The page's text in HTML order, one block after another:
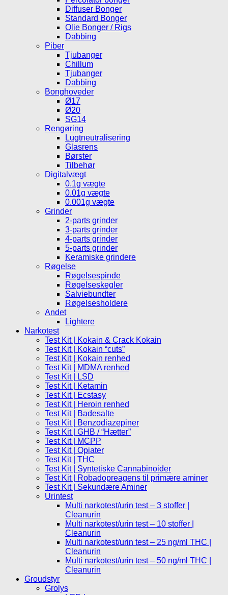
Diffuser Bonger
Standard Bonger
Olie Bonger / Rigs
Dabbing
Piber
Tjubanger
Chillum
Tjubanger
Dabbing
Bonghoveder
Ø17
Ø20
SG14
Rengøring
Lugtneutralisering
Glasrens
Børster
Tilbehør
Digitalvægt
0.1g vægte
0.01g vægte
0.001g vægte
Grinder
2-parts grinder
3-parts grinder
4-parts grinder
5-parts grinder
Keramiske grindere
Røgelse
Røgelsespinde
Røgelseskegler
Salviebundter
Røgelsesholdere
Andet
Lightere
Narkotest
Test Kit | Kokain & Crack Kokain
Test Kit | Kokain “cuts”
Test Kit | Kokain renhed
Test Kit | MDMA renhed
Test Kit | LSD
Test Kit | Ketamin
Test Kit | Ecstasy
Test Kit | Heroin renhed
Test Kit | Badesalte
Test Kit | Benzodiazepiner
Test Kit | GHB / “Hætter”
Test Kit | MCPP
Test Kit | Opiater
Test Kit | THC
Test Kit | Syntetiske Cannabinoider
Test Kit | Robadopreagens til primære aminer
Test Kit | Sekundære Aminer
Urintest
Multi narkotest/urin test – 3 stoffer |
Cleanurin
Multi narkotest/urin test – 10 stoffer |
Cleanurin
Multi narkotest/urin test – 25 ng/ml THC |
Cleanurin
Multi narkotest/urin test – 50 ng/ml THC |
Cleanurin
Groudstyr
Grolys